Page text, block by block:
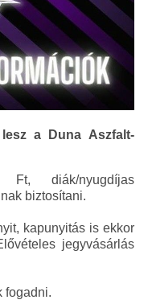
a Duna Aszfalt-
Ft, diák/nyugdíjas
biztosítani.
kapunyitás is ekkor
jegyvásárlás
fogadni.